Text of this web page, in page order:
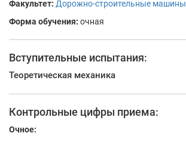
Факультет: Дорожно-строительные машины
Форма обучения: очная
Вступительные испытания:
Теоретическая механика
Контрольные цифры приема:
Очное: